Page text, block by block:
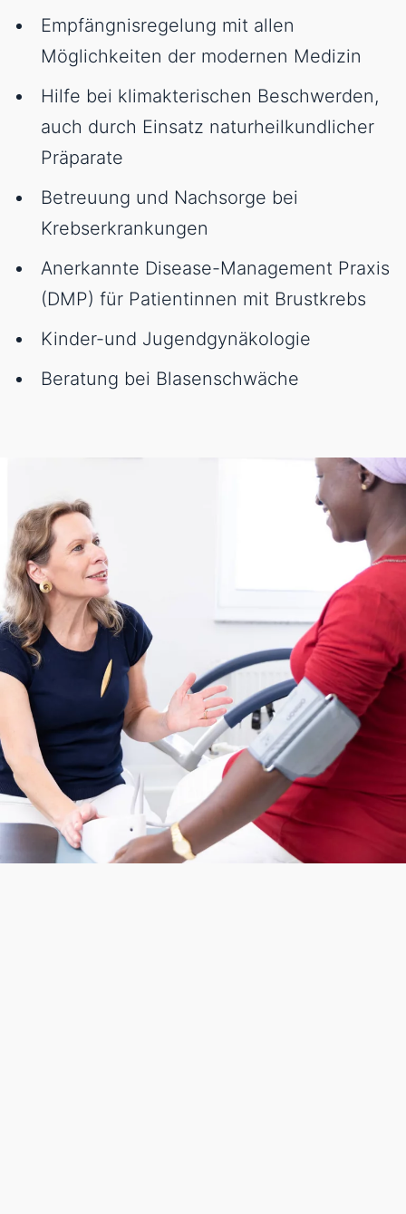
Empfängnisregelung mit allen
Möglichkeiten der modernen Medizin
Hilfe bei klimakterischen Beschwerden,
auch durch Einsatz naturheilkundlicher
Präparate
Betreuung und Nachsorge bei
Krebserkrankungen
Anerkannte Disease-Management Praxis
(DMP) für Patientinnen mit Brustkrebs
Kinder-und Jugendgynäkologie
Beratung bei Blasenschwäche